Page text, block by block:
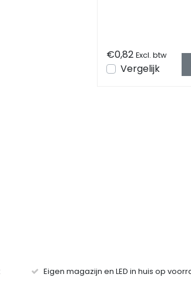
€0,82 Excl. btw
Vergelijk
Eigen magazijn en LED in huis op